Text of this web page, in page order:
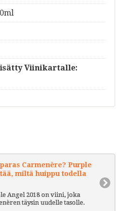
Viinikartalle:
Carmenère? Purple
miltä huippu todella
Angel 2018 on viini, joka
täysin uudelle tasolle.